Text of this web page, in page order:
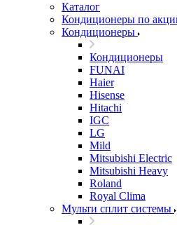
Каталог
Кондиционеры по
Кондиционеры
Кондиционеры
FUNAI
Haier
Hisense
Hitachi
IGC
LG
Mild
Mitsubishi Electric
Mitsubishi Heavy
Roland
Royal Clima
Мульти сплит системы